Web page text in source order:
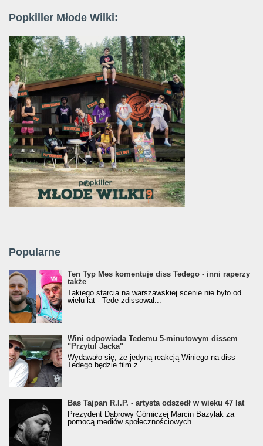
Popkiller Młode Wilki:
Popularne
Ten Typ Mes komentuje diss Tedego - inni raperzy
także
Takiego starcia na warszawskiej scenie nie było od
wielu lat - Tede zdissował...
Wini odpowiada Tedemu 5-minutowym dissem
"Przytul Jacka"
Wydawało się, że jedyną reakcją Winiego na diss
Tedego będzie film z...
Bas Tajpan R.I.P. - artysta odszedł w wieku 47 lat
Prezydent Dąbrowy Górniczej Marcin Bazylak za
pomocą mediów społecznościowych...